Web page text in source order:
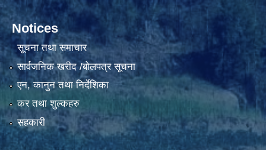
Notices
सूचना तथा समाचार
सार्वजनिक खरीद /बोलपत्र सूचना
एन, कानुन तथा निर्देशिका
कर तथा शुल्कहरु
सहकारी